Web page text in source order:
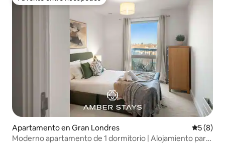
Favorito entre huéspedes
Apartamento en Gran Londres
5 (8)
Moderno apartamento de 1 dormitorio | Alojamiento para